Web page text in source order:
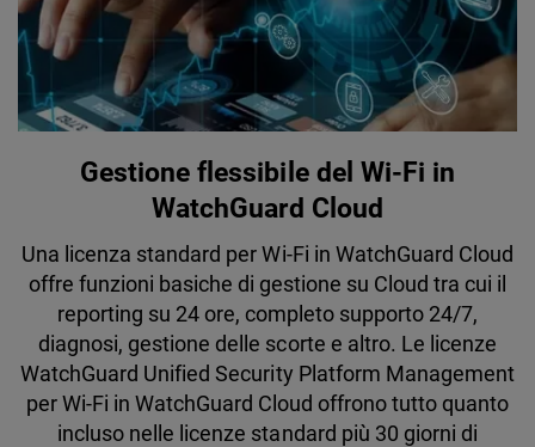
Gestione flessibile del Wi-Fi in
WatchGuard Cloud
Una licenza standard per Wi-Fi in WatchGuard Cloud
offre funzioni basiche di gestione su Cloud tra cui il
reporting su 24 ore, completo supporto 24/7,
diagnosi, gestione delle scorte e altro. Le licenze
WatchGuard Unified Security Platform Management
per Wi-Fi in WatchGuard Cloud offrono tutto quanto
incluso nelle licenze standard più 30 giorni di